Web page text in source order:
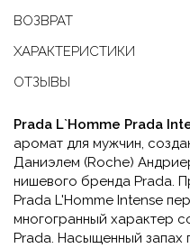
ВОЗВРАТ
ХАРАКТЕРИСТИКИ
ОТЗЫВЫ
Prada L`Homme Prada
аромат для мужчин,
Даниэлем (Roche)
нишевого бренда Prada.
Prada L'Homme Intense
многогранный характер
Prada. Насыщенный запах